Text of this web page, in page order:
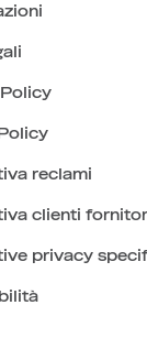
reclami
clienti
privacy